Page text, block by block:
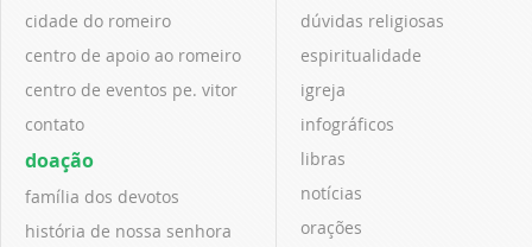
cidade do romeiro
centro de apoio ao romeiro
centro de eventos pe. vitor
contato
doação
família dos devotos
história de nossa senhora
dúvidas religiosas
espiritualidade
igreja
infográficos
libras
notícias
orações